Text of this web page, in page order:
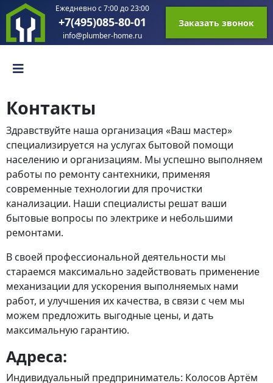
Ежедневно с 7:00 до 23:00
+7(495)085-80-01
info@plumber-home.ru
Заказать звонок
Контакты
Здравствуйте наша организация «Ваш мастер»
специализируется на услугах бытовой помощи
населению и организациям. Мы успешно выполняем
работы по ремонту сантехники, применяя
современные технологии для прочистки
канализации. Наши специалисты решат ваши
бытовые вопросы по электрике и небольшими
ремонтами.
В своей профессиональной деятельности мы
стараемся максимально задействовать применение
механизации для ускорения выполняемых нами
работ, и улучшения их качества, в связи с чем мы
можем предложить выгодные цены, и дать
максимальную гарантию.
Адреса:
Индивидуальный предприниматель: Колосов Артём